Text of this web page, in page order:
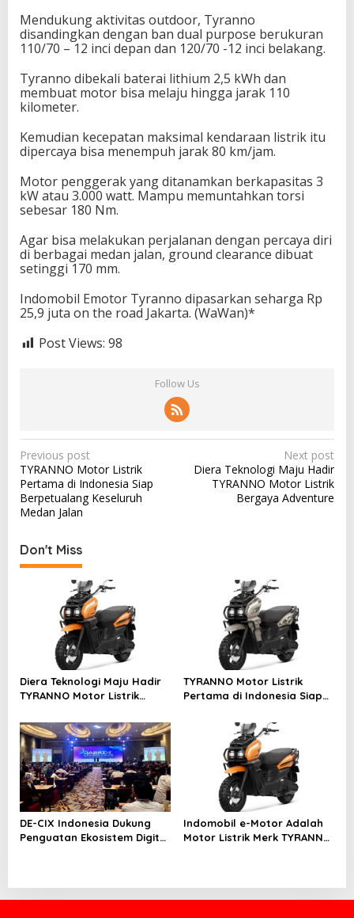
Mendukung aktivitas outdoor, Tyranno
disandingkan dengan ban dual purpose berukuran
110/70 – 12 inci depan dan 120/70 -12 inci belakang.
Tyranno dibekali baterai lithium 2,5 kWh dan
membuat motor bisa melaju hingga jarak 110
kilometer.
Kemudian kecepatan maksimal kendaraan listrik itu
dipercaya bisa menempuh jarak 80 km/jam.
Motor penggerak yang ditanamkan berkapasitas 3
kW atau 3.000 watt. Mampu memuntahkan torsi
sebesar 180 Nm.
Agar bisa melakukan perjalanan dengan percaya diri
di berbagai medan jalan, ground clearance dibuat
setinggi 170 mm.
Indomobil Emotor Tyranno dipasarkan seharga Rp
25,9 juta on the road Jakarta. (WaWan)*
Post Views: 98
Follow Us
P
o
s
t
n
a
t
i
o
n
Previous post
TYRANNO Motor Listrik
Pertama di Indonesia Siap
Berpetualang Keseluruh
Medan Jalan
Next post
Diera Teknologi Maju Hadir
TYRANNO Motor Listrik
Bergaya Adventure
Don't Miss
Diera Teknologi Maju Hadir
TYRANNO Motor Listrik
TYRANNO Motor Listrik
Pertama di Indonesia Siap
Medan Jalan
DE-CIX Indonesia Dukung
Penguatan Ekosistem Digital
Indomobil e-Motor Adalah
Motor Listrik Merk TYRANNO